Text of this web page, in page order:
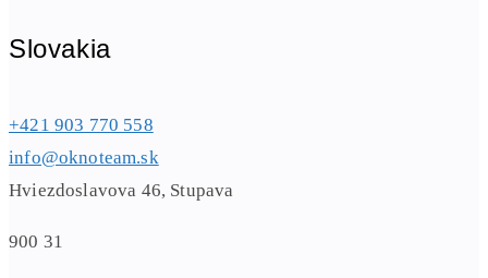
Slovakia
+421 903 770 558
info@oknoteam.sk
Hviezdoslavova 46, Stupava
900 31